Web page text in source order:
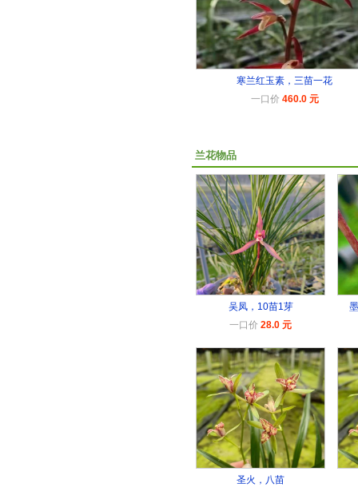
寒兰红玉素，三苗一花
一口价 460.0 元
兰花物品
吴凤，10苗1芽
一口价 28.0 元
圣火，八苗